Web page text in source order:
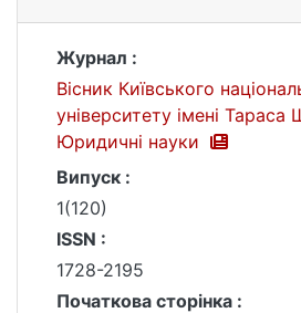
Журнал :
Вісник Київського
університету імені Тараса
Юридичні науки
Випуск :
1(120)
ISSN :
1728-2195
Початкова сторінка :